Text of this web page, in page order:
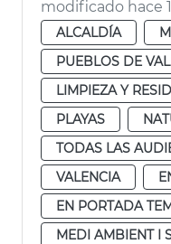
modificado hace
ALCALDÍA
PUEBLOS DE
LIMPIEZA Y
PLAYAS
TODAS LAS
VALENCIA
EN PORTADA
MEDI AMBIENT I